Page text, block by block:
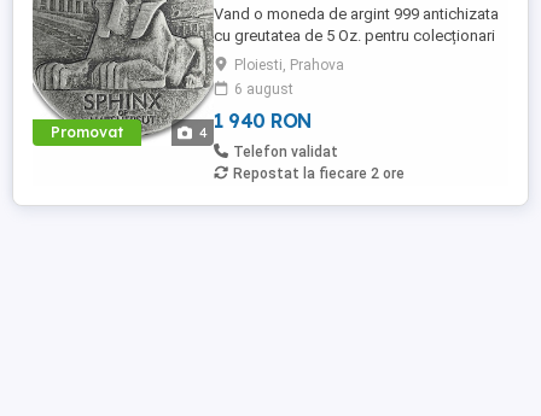
Promovat 4
Vand o moneda de argint 999 antichizata
cu greutatea de 5 Oz. pentru colecționari
investitii. Se vinde in ambalajul original, in
stare perfecta. Monetăria Scottsdale din
SUA sta la originea acestei piese dintr-o
serie de 20.000 exemplare.
Ploiesti, Prahova
6 august
1 940 RON
Telefon validat
Repostat la fiecare 2 ore